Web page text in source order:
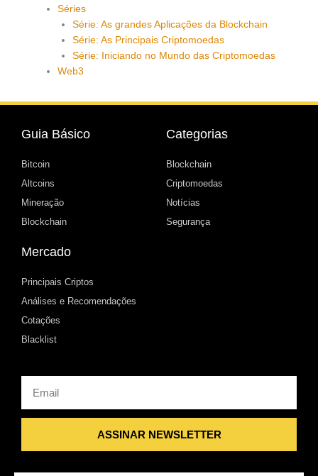
Séries
Série: As grandes Aplicações da Blockchain
Série: As Principais Criptomoedas
Série: Iniciando no Mundo das Criptomoedas
Web3
Guia Básico
Bitcoin
Altcoins
Mineração
Blockchain
Categorias
Blockchain
Criptomoedas
Notícias
Segurança
Mercado
Principais Criptos
Análises e Recomendações
Cotações
Blacklist
ASSINAR NEWSLETTER